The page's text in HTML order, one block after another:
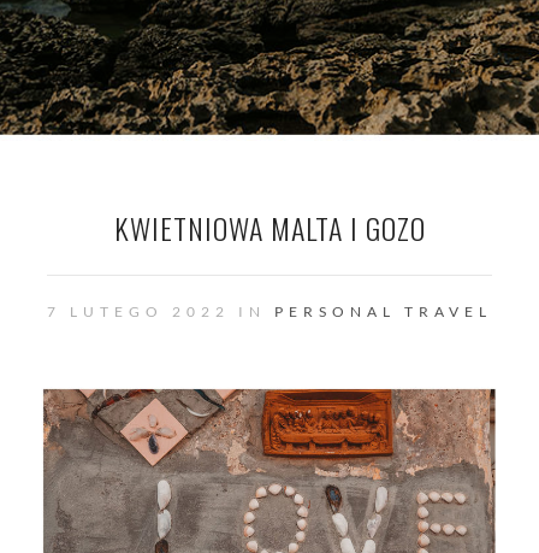
KWIETNIOWA MALTA I GOZO
7 LUTEGO 2022 IN PERSONAL TRAVEL